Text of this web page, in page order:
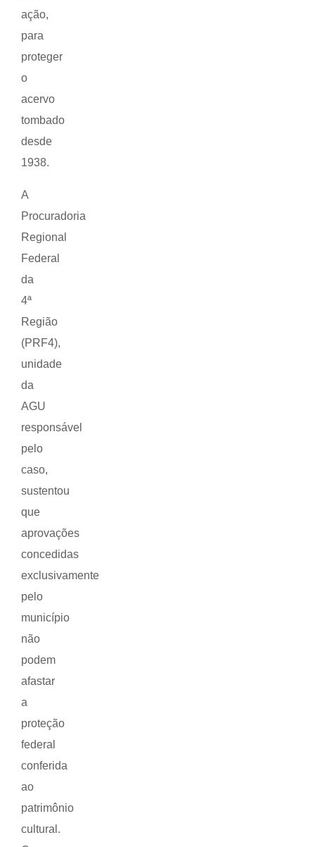
ação,
para
proteger
o
acervo
tombado
desde
1938.
A
Procuradoria
Regional
Federal
da
4ª
Região
(PRF4),
unidade
da
AGU
responsável
pelo
caso,
sustentou
que
aprovações
concedidas
exclusivamente
pelo
município
não
podem
afastar
a
proteção
federal
conferida
ao
patrimônio
cultural.